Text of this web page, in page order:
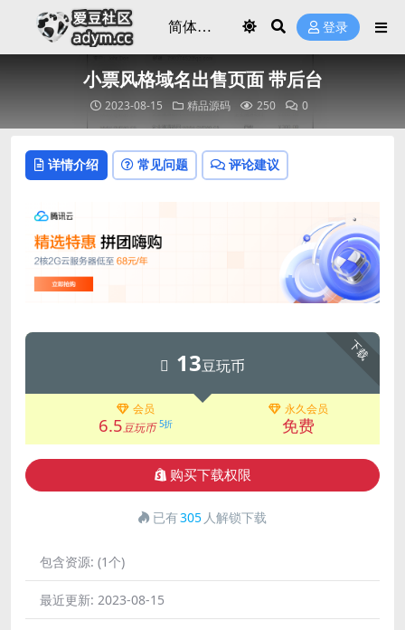
登录
小票风格域名出售页面 带后台
2023-08-15 精品源码 250 0
详情介绍 常见问题 评论建议
下载
13豆玩币
会员
6.5豆玩币 5折
永久会员
免费
购买下载权限
已有305 人解锁下载
包含资源: (1个)
最近更新: 2023-08-15